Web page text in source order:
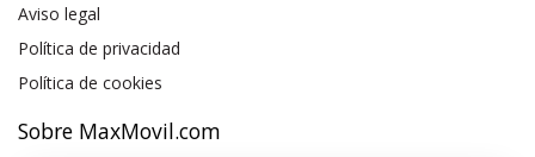
Aviso legal
Política de privacidad
Política de cookies
Sobre MaxMovil.com